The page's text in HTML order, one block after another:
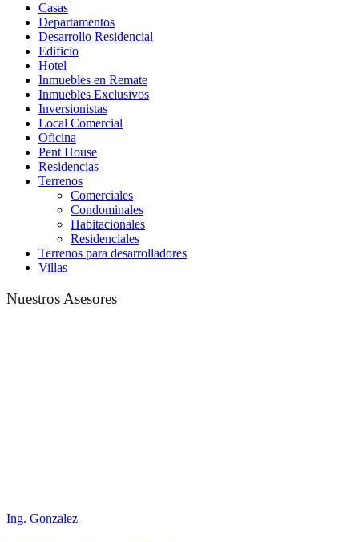
Casas
Departamentos
Desarrollo Residencial
Edificio
Hotel
Inmuebles en Remate
Inmuebles Exclusivos
Inversionistas
Local Comercial
Oficina
Pent House
Residencias
Terrenos
Comerciales
Condominales
Habitacionales
Residenciales
Terrenos para desarrolladores
Villas
Nuestros Asesores
Ing. Gonzalez